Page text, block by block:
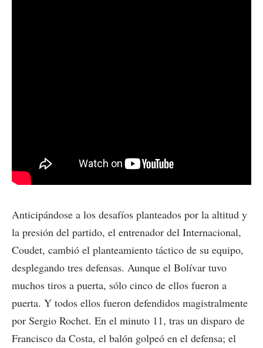
Anticipándose a los desafíos planteados por la altitud y
la presión del partido, el entrenador del Internacional,
Coudet, cambió el planteamiento táctico de su equipo,
desplegando tres defensas. Aunque el Bolívar tuvo
muchos tiros a puerta, sólo cinco de ellos fueron a
puerta. Y todos ellos fueron defendidos magistralmente
por Sergio Rochet. En el minuto 11, tras un disparo de
Francisco da Costa, el balón golpeó en el defensa; el